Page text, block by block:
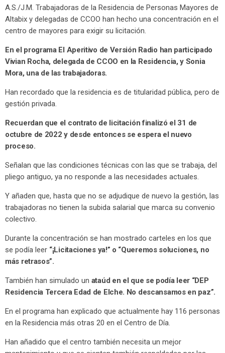
A.S./J.M. Trabajadoras de la Residencia de Personas Mayores de
Altabix y delegadas de CCOO han hecho una concentración en el
centro de mayores para exigir su licitación.
En el programa El Aperitivo de Versión Radio han participado
Vivian Rocha, delegada de CCOO en la Residencia, y Sonia
Mora, una de las trabajadoras.
Han recordado que la residencia es de titularidad pública, pero de
gestión privada.
Recuerdan que el contrato de licitación finalizó el 31 de
octubre de 2022 y desde entonces se espera el nuevo
proceso.
Señalan que las condiciones técnicas con las que se trabaja, del
pliego antiguo, ya no responde a las necesidades actuales.
Y añaden que, hasta que no se adjudique de nuevo la gestión, las
trabajadoras no tienen la subida salarial que marca su convenio
colectivo.
Durante la concentración se han mostrado carteles en los que
se podía leer “¡Licitaciones ya!” o “Queremos soluciones, no
más retrasos”.
También han simulado un ataúd en el que se podía leer “DEP
Residencia Tercera Edad de Elche. No descansamos en paz”.
En el programa han explicado que actualmente hay 116 personas
en la Residencia más otras 20 en el Centro de Día.
Han añadido que el centro también necesita un mejor